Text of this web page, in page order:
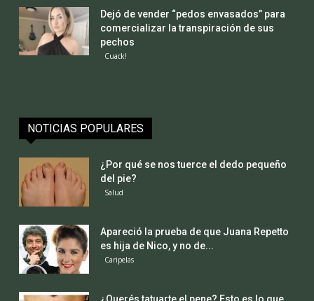
Dejó de vender “pedos envasados” para
comercializar la transpiración de sus
pechos
Cuack!
NOTICIAS POPULARES
¿Por qué se nos tuerce el dedo pequeño
del pie?
Salud
Apareció la prueba de que Juana Repetto
es hija de Nico, y no de...
Caripelas